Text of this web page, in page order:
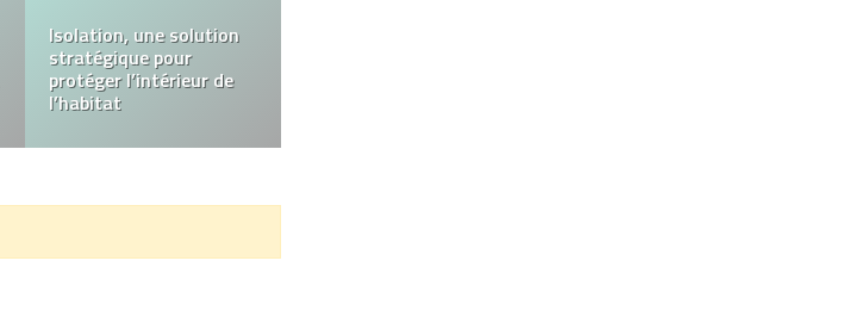
magie à votre
événement avec la
location de Photobooth
à Paris